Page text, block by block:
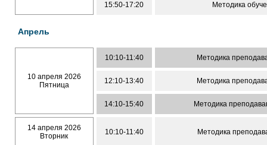
15:50-17:20 Методика
Апрель
10 апреля 2026
Пятница
10:10-11:40 Методика
12:10-13:40 Методика
14:10-15:40 Методика
14 апреля 2026
Вторник
10:10-11:40 Методика